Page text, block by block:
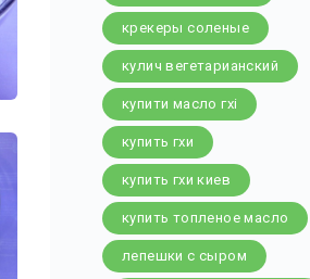
крекеры соленые
кулич вегетарианский
купити масло гхі
купить гхи
купить гхи киев
купить топленое масло
лепешки с сыром